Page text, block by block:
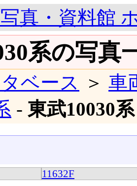
真・資料館
系の写真
ベース ＞ 車
- 東武10030系
11632F